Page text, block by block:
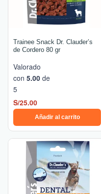
Trainee Snack Dr. Clauder’s
de Cordero 80 gr
Valorado
con 5.00 de
5
S/25.00
Añadir al carrito